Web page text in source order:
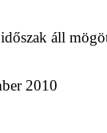
áll
2010